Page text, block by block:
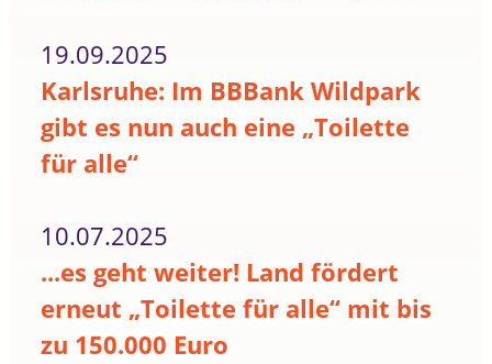
19.09.2025
Karlsruhe: Im BBBank Wildpark
gibt es nun auch eine „Toilette
für alle“
10.07.2025
...es geht weiter! Land fördert
erneut „Toilette für alle“ mit bis
zu 150.000 Euro